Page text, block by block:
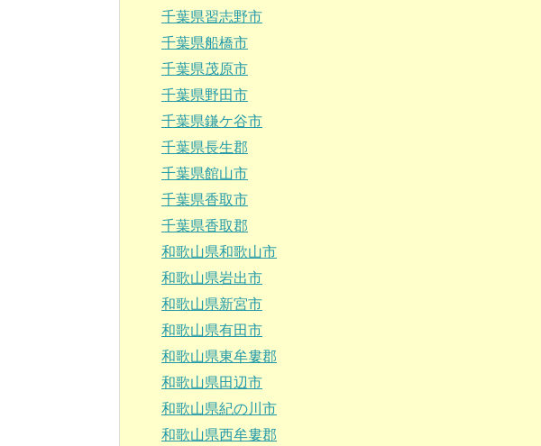
千葉県習志野市
千葉県船橋市
千葉県茂原市
千葉県野田市
千葉県鎌ケ谷市
千葉県長生郡
千葉県館山市
千葉県香取市
千葉県香取郡
和歌山県和歌山市
和歌山県岩出市
和歌山県新宮市
和歌山県有田市
和歌山県東牟婁郡
和歌山県田辺市
和歌山県紀の川市
和歌山県西牟婁郡